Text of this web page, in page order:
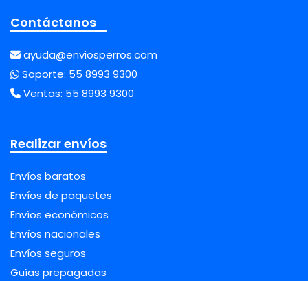
Contáctanos
ayuda@enviosperros.com
Soporte: 55 8993 9300
Ventas: 55 8993 9300
Realizar envíos
Envíos baratos
Envíos de paquetes
Envíos económicos
Envíos nacionales
Envíos seguros
Guías prepagadas